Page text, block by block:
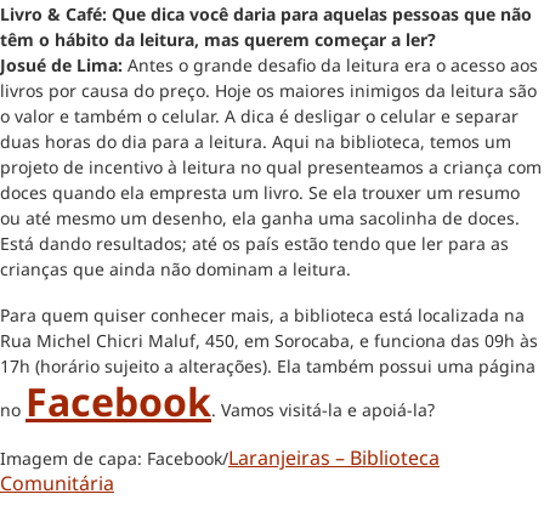
Livro & Café: Que dica você daria para aquelas pessoas que não
têm o hábito da leitura, mas querem começar a ler?
Josué de Lima: Antes o grande desafio da leitura era o acesso aos
livros por causa do preço. Hoje os maiores inimigos da leitura são
o valor e também o celular. A dica é desligar o celular e separar
duas horas do dia para a leitura. Aqui na biblioteca, temos um
projeto de incentivo à leitura no qual presenteamos a criança com
doces quando ela empresta um livro. Se ela trouxer um resumo
ou até mesmo um desenho, ela ganha uma sacolinha de doces.
Está dando resultados; até os país estão tendo que ler para as
crianças que ainda não dominam a leitura.
Para quem quiser conhecer mais, a biblioteca está localizada na
Rua Michel Chicri Maluf, 450, em Sorocaba, e funciona das 09h às
17h (horário sujeito a alterações). Ela também possui uma página
no Facebook. Vamos visitá-la e apoiá-la?
Imagem de capa: Facebook/Laranjeiras – Biblioteca
Comunitária